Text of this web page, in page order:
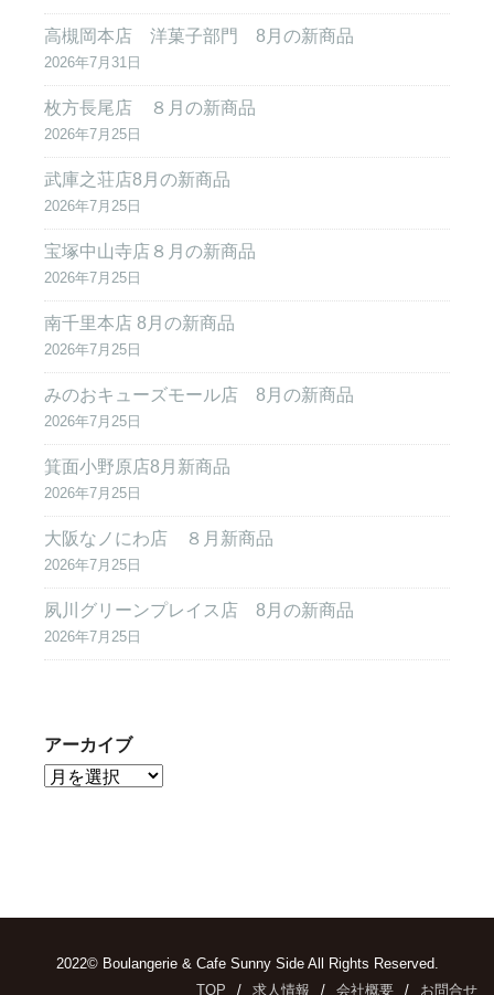
高槻岡本店 洋菓子部門 8月の新商品
2026年7月31日
枚方長尾店 ８月の新商品
2026年7月25日
武庫之荘店8月の新商品
2026年7月25日
宝塚中山寺店８月の新商品
2026年7月25日
南千里本店 8月の新商品
2026年7月25日
みのおキューズモール店 8月の新商品
2026年7月25日
箕面小野原店8月新商品
2026年7月25日
大阪なノにわ店 ８月新商品
2026年7月25日
夙川グリーンプレイス店 8月の新商品
2026年7月25日
アーカイブ
2022© Boulangerie & Cafe Sunny Side All Rights Reserved.
TOP
求人情報 会社概要 お問合せ